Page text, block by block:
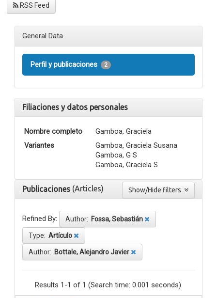
RSS Feed
General Data
Perfil y publicaciones 2
Filiaciones y datos personales
Nombre completo
Gamboa, Graciela
Variantes
Gamboa, Graciela Susana
Gamboa, G S
Gamboa, Graciela S
Publicaciones (Articles)
Refined By: Author: Fossa, Sebastián
Type: Artículo
Author: Bottale, Alejandro Javier
Results 1-1 of 1 (Search time: 0.001 seconds).